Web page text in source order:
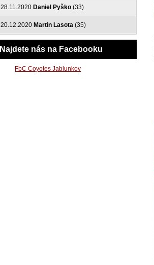
28.11.2020 Daniel Pyško (33)
20.12.2020 Martin Lasota (35)
Najdete nás na Facebooku
FbC Coyotes Jablunkov